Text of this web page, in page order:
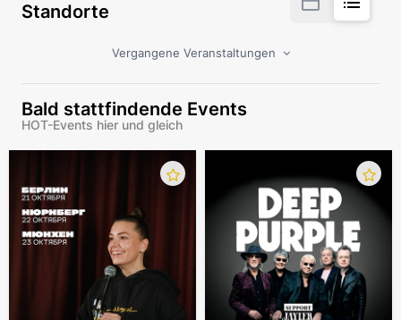
Standorte
Vergangene Veranstaltungen
Bald stattfindende Events
HOT-Events hier und gleich